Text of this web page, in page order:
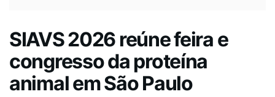
SIAVS 2026 reúne feira e
congresso da proteína
animal em São Paulo